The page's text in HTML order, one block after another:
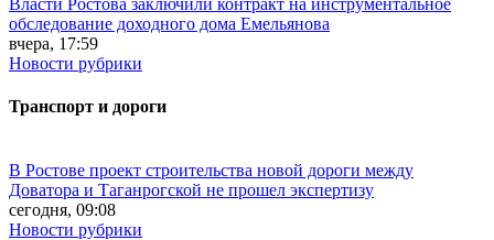
Власти Ростова заключили контракт на инструментальное
обследование доходного дома Емельянова
вчера, 17:59
Новости рубрики
Транспорт и дороги
В Ростове проект строительства новой дороги между
Доватора и Таганрогской не прошел экспертизу
сегодня, 09:08
Новости рубрики